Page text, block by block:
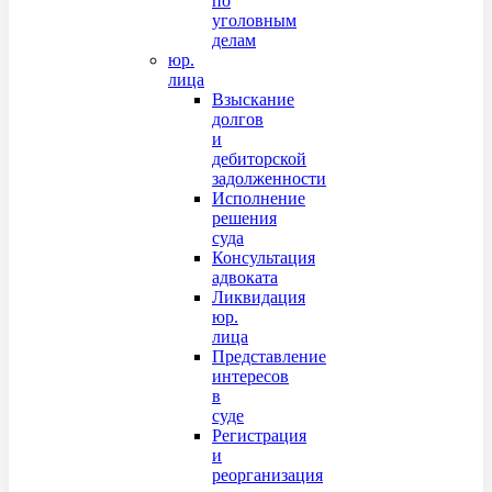
уголовным
делам
юр.
лица
Взыскание
долгов
и
дебиторской
задолженности
Исполнение
решения
суда
Консультация
адвоката
Ликвидация
юр.
лица
Представление
интересов
в
суде
Регистрация
и
реорганизация